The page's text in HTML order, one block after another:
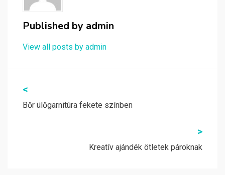
Published by admin
View all posts by admin
Bejegyzés
navigáció
<
Bőr ülőgarnitúra fekete színben
>
Kreatív ajándék ötletek pároknak